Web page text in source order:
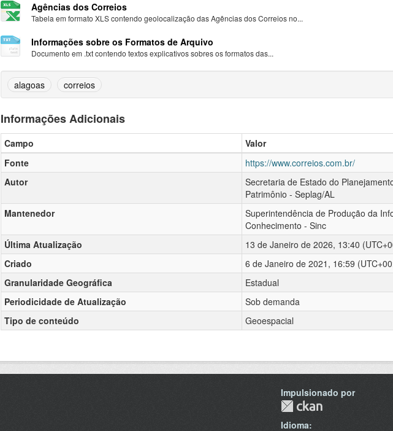
Agências dos Correios
Tabela em formato XLS contendo geolocalização das Agências dos Correios no...
Informações sobre os Formatos de Arquivo
Documento em .txt contendo textos explicativos sobres os formatos das...
alagoas correios
Informações Adicionais
Campo
Valor
Fonte
https://www.correios.com.br/
Autor
Secretaria de Estado do
Patrimônio - Seplag/AL
Mantenedor
Superintendência de Produção da
Conhecimento - Sinc
Última Atualização
13 de Janeiro de 2026, 13:40
Criado
6 de Janeiro de 2021, 16:59
Granularidade Geográfica
Estadual
Periodicidade de Atualização
Sob demanda
Tipo de conteúdo
Geoespacial
Impulsionado por
Idioma